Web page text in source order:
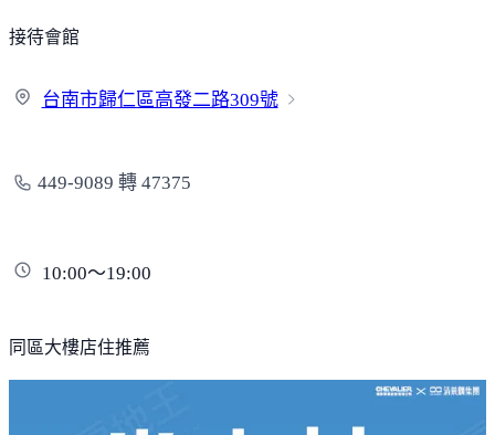
接待會館
台南市歸仁區高發二路309號
449-9089 轉 47375
10:00～19:00
同區大樓店住推薦